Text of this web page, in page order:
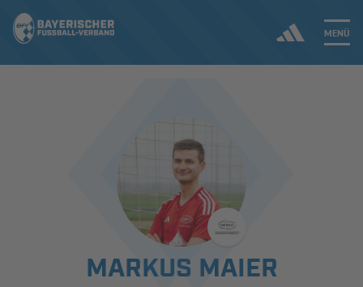
MENÜ
ERGEBNISSE & WETTBEWERBE
SPIELBETRIEB & VERBANDSLEBEN
AUSBILDUNG & FÖRDERUNG
MARKUS MAIER